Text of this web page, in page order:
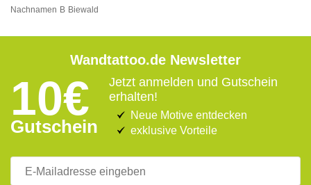
Nachnamen B Biewald
Wandtattoo.de Newsletter
10€
Gutschein
Jetzt anmelden und Gutschein
erhalten!
Neue Motive entdecken
exklusive Vorteile